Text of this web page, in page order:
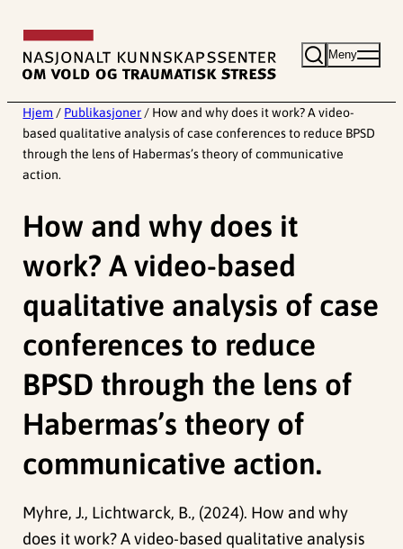
innhold
Meny
Hjem / Publikasjoner / How and why does it work? A video-
based qualitative analysis of case conferences to reduce BPSD
through the lens of Habermas’s theory of communicative
action.
How and why does it
work? A video-based
qualitative analysis of case
conferences to reduce
BPSD through the lens of
Habermas’s theory of
communicative action.
Myhre, J., Lichtwarck, B., (2024). How and why
does it work? A video-based qualitative analysis